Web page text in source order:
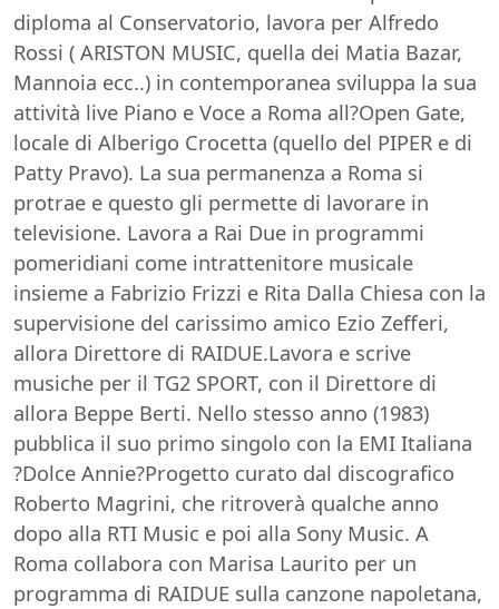
diploma al Conservatorio, lavora per Alfredo
Rossi ( ARISTON MUSIC, quella dei Matia Bazar,
Mannoia ecc..) in contemporanea sviluppa la sua
attività live Piano e Voce a Roma all?Open Gate,
locale di Alberigo Crocetta (quello del PIPER e di
Patty Pravo). La sua permanenza a Roma si
protrae e questo gli permette di lavorare in
televisione. Lavora a Rai Due in programmi
pomeridiani come intrattenitore musicale
insieme a Fabrizio Frizzi e Rita Dalla Chiesa con la
supervisione del carissimo amico Ezio Zefferi,
allora Direttore di RAIDUE.Lavora e scrive
musiche per il TG2 SPORT, con il Direttore di
allora Beppe Berti. Nello stesso anno (1983)
pubblica il suo primo singolo con la EMI Italiana
?Dolce Annie?Progetto curato dal discografico
Roberto Magrini, che ritroverà qualche anno
dopo alla RTI Music e poi alla Sony Music. A
Roma collabora con Marisa Laurito per un
programma di RAIDUE sulla canzone napoletana,